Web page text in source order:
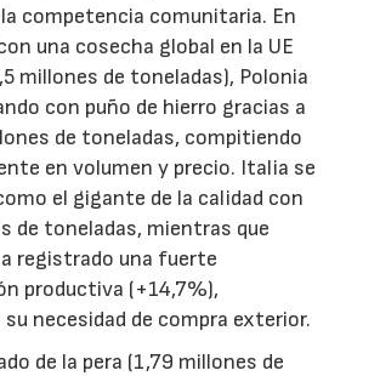
competencia comunitaria. En
una cosecha global en la UE
millones de toneladas), Polonia
con puño de hierro gracias a
de toneladas, compitiendo
en volumen y precio. Italia se
el gigante de la calidad con
de toneladas, mientras que
registrado una fuerte
productiva (+14,7%),
su necesidad de compra exterior.
de la pera (1,79 millones de